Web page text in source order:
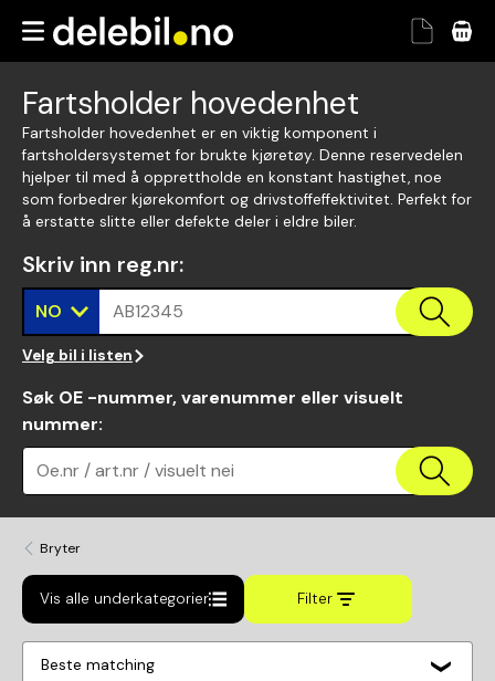
Fartsholder hovedenhet
Fartsholder hovedenhet er en viktig komponent i
fartsholdersystemet for brukte kjøretøy. Denne reservedelen
hjelper til med å opprettholde en konstant hastighet, noe
som forbedrer kjørekomfort og drivstoffeffektivitet. Perfekt for
å erstatte slitte eller defekte deler i eldre biler.
Skriv inn reg.nr:
NO AB12345
Velg bil i listen
Søk OE -nummer, varenummer eller visuelt
nummer:
Oe.nr / art.nr / visuelt nei
Bryter
Vis alle underkategorier Filter
Beste matching